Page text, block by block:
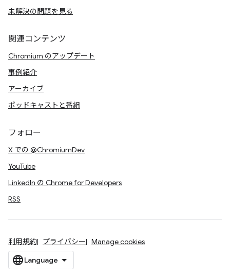
未解決の問題を見る
関連コンテンツ
Chromium のアップデート
事例紹介
アーカイブ
ポッドキャストと番組
フォロー
X での @ChromiumDev
YouTube
LinkedIn の Chrome for Developers
RSS
利用規約 プライバシー Manage cookies